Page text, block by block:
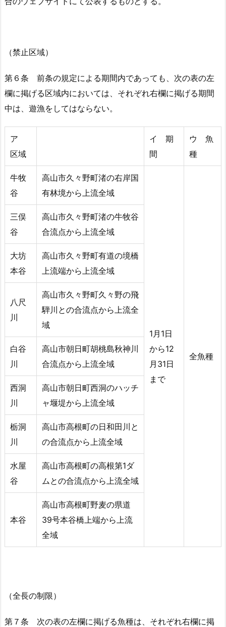
（禁止区域）
第６条 前条の規定による期間内であっても、次の表の左
欄に掲げる区域内においては、それぞれ右欄に掲げる期間
中は、遊漁をしてはならない。
ア
区域
イ 期
間
ウ 魚
種
牛牧
谷
高山市久々野町渚の右岸国
有林境から上流全域
1月1日
から12
月31日
まで
全魚種
三俣
谷
高山市久々野町渚の牛牧谷
合流点から上流全域
大坊
本谷
高山市久々野町有道の境橋
上流端から上流全域
八尺
川
高山市久々野町久々野の飛
騨川との合流点から上流全
域
白谷
川
高山市朝日町胡桃島秋神川
合流点から上流全域
西洞
川
高山市朝日町西洞のハッチ
ャ堰堤から上流全域
栃洞
川
高山市高根町の日和田川と
の合流点から上流全域
水屋
谷
高山市高根町の高根第1ダ
ムとの合流点から上流全域
本谷
高山市高根町野麦の県道
39号本谷橋上端から上流
全域
（全長の制限）
第７条 次の表の左欄に掲げる魚種は、それぞれ右欄に掲